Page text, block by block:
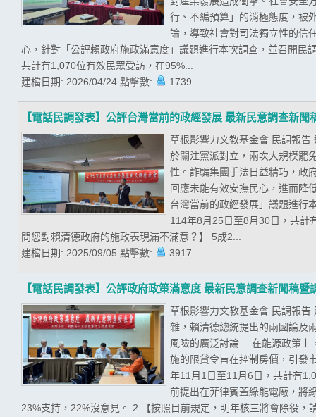
行、不編預算」的消極態度，被
論，導致社會對司法獨立性的信
心，針對「公評賴政府施政滿意度」議題進行本次調查，並召開
共計有1,070位有效民眾受訪，在95%...
建檔日期: 2026/04/24 點擊數: 1739
【電話民調發表】公評台灣當前的政經發展 最新民意調查新聞
草根影響力文教基金會 民調報
於關注黨派對立，兩次大規模罷
性。詐騙集團手法日益精巧，政
回應未能有效安撫民心，進而降
台灣當前的政經發展」議題進行
114年8月25日至8月30日，共計
問您對賴清德政府的施政表現滿不滿意？】 5成2...
建檔日期: 2025/09/05 點擊數: 3917
【電話民調發表】公評政府政策滿意度 最新民意調查新聞稿暨
草根影響力文教基金會 民調報
雜，賴清德總統提出的兩國論及
風險的廣泛討論。 在能源政策
施的限貸令旨在控制房價，引發
年11月1日至11月6日，共計有
前提出在菲律賓蓋綠能電廠，將
23%支持，22%沒意見。 2.【按照目前規定，明年核三將會除役